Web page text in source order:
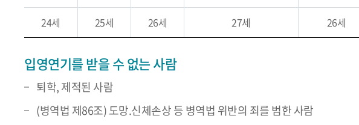
24세 25세 26세 27세 26세
입영연기를 받을 수 없는 사람
퇴학, 제적된 사람
(병역법 제86조) 도망.신체손상 등 병역법 위반의 죄를 범한 사람